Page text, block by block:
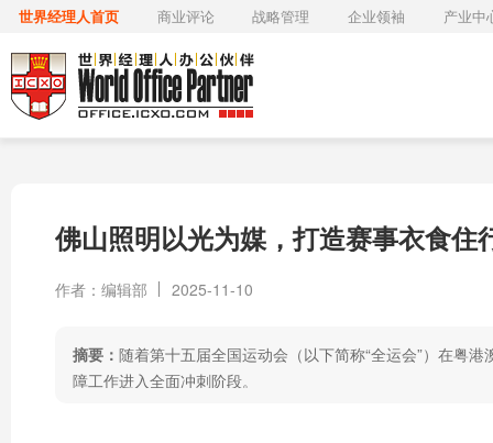
世界经理人首页 商业评论 战略管理 企业领袖 产业中
佛山照明以光为媒，打造赛事衣食住
作者：编辑部 2025-11-10
摘要： 随着第十五届全国运动会（以下简称“全运会”）在粤
障工作进入全面冲刺阶段。